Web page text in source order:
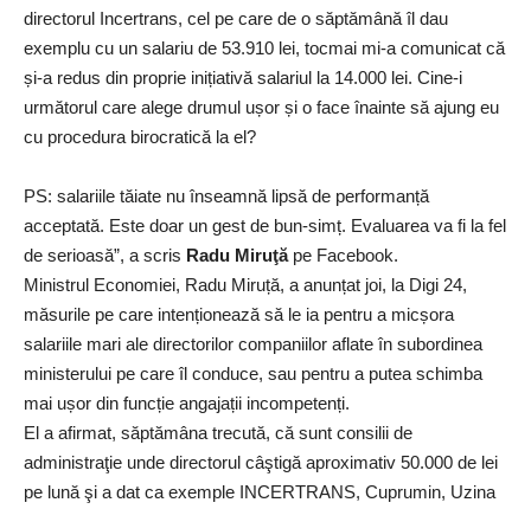
directorul Incertrans, cel pe care de o săptămână îl dau
exemplu cu un salariu de 53.910 lei, tocmai mi-a comunicat că
și-a redus din proprie inițiativă salariul la 14.000 lei. Cine-i
următorul care alege drumul ușor și o face înainte să ajung eu
cu procedura birocratică la el?
PS: salariile tăiate nu înseamnă lipsă de performanță
acceptată. Este doar un gest de bun-simț. Evaluarea va fi la fel
de serioasă”, a scris Radu Miruţăpe Facebook.
Ministrul Economiei, Radu Miruță, a anunțat joi, la Digi 24,
măsurile pe care intenționează să le ia pentru a micșora
salariile mari ale directorilor companiilor aflate în subordinea
ministerului pe care îl conduce, sau pentru a putea schimba
mai ușor din funcție angajații incompetenți.
El a afirmat, săptămâna trecută, că sunt consilii de
administraţie unde directorul câştigă aproximativ 50.000 de lei
pe lună şi a dat ca exemple INCERTRANS, Cuprumin, Uzina